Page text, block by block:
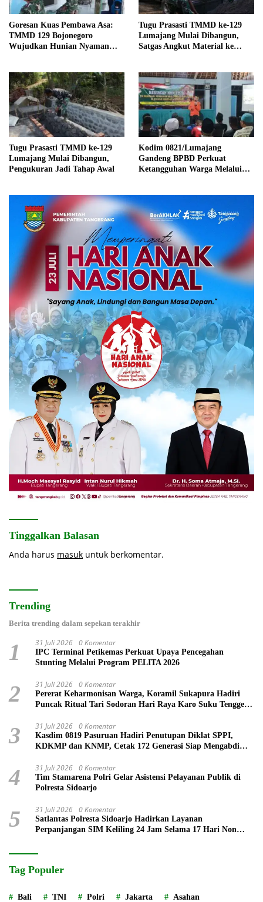
Goresan Kuas Pembawa Asa:
TMMD 129 Bojonegoro
Wujudkan Hunian Nyaman
Tugu Prasasti TMMD ke-129
Lumajang Mulai Dibangun,
Satgas Angkut Material ke
Tugu Prasasti TMMD ke-129
Lumajang Mulai Dibangun,
Pengukuran Jadi Tahap Awal
Kodim 0821/Lumajang
Gandeng BPBD Perkuat
Ketangguhan Warga Melalui
Tinggalkan Balasan
Anda harus masuk untuk berkomentar.
Trending
Berita trending dalam sepekan terakhir
1 31 Juli 2026 0 Komentar
IPC Terminal Petikemas Perkuat Upaya Pencegahan
Stunting Melalui Program PELITA 2026
2 31 Juli 2026 0 Komentar
Pererat Keharmonisan Warga, Koramil Sukapura Hadiri
Puncak Ritual Tari Sodoran Hari Raya Karo Suku Tengger
3 31 Juli 2026 0 Komentar
Kasdim 0819 Pasuruan Hadiri Penutupan Diklat SPPI,
KDKMP dan KNMP, Cetak 172 Generasi Siap Mengabdi
4 31 Juli 2026 0 Komentar
Tim Stamarena Polri Gelar Asistensi Pelayanan Publik di
Polresta Sidoarjo
5 31 Juli 2026 0 Komentar
Satlantas Polresta Sidoarjo Hadirkan Layanan
Perpanjangan SIM Keliling 24 Jam Selama 17 Hari Non
Tag Populer
Bali TNI Polri Jakarta Asahan